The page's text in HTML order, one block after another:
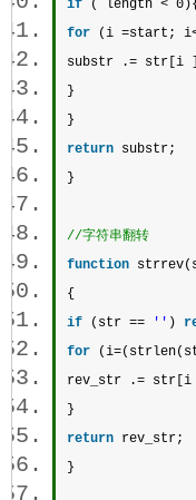
if ( length <
for (i =start;
substr .= str[i
}
}
return substr;
}
//字符串翻转
function strrev
{
if (str == '' )
for (i=( strlen
rev_str .=
}
return rev_str;
}